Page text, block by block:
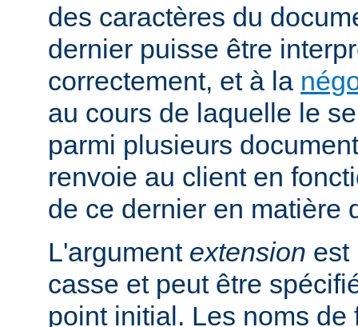
des caractères du
dernier puisse être
correctement, et à la
au cours de laquelle le
parmi plusieurs
renvoie au client en
de ce dernier en matière
L'argument extension est
casse et peut être
point initial. Les noms de